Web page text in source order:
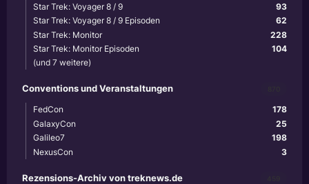
93
Star Trek: Voyager 8 / 9
62
Star Trek: Voyager 8 / 9 Episoden
228
Star Trek: Monitor
104
Star Trek: Monitor Episoden
(und 7 weitere)
Conventions und Veranstaltungen
178
FedCon
25
GalaxyCon
198
Galileo7
3
NexusCon
Rezensions-Archiv von treknews.de